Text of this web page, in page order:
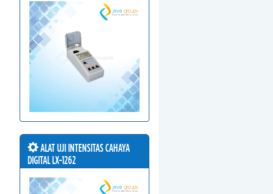
ALAT UJI INTENSITAS CAHAYA
DIGITAL LX-1262